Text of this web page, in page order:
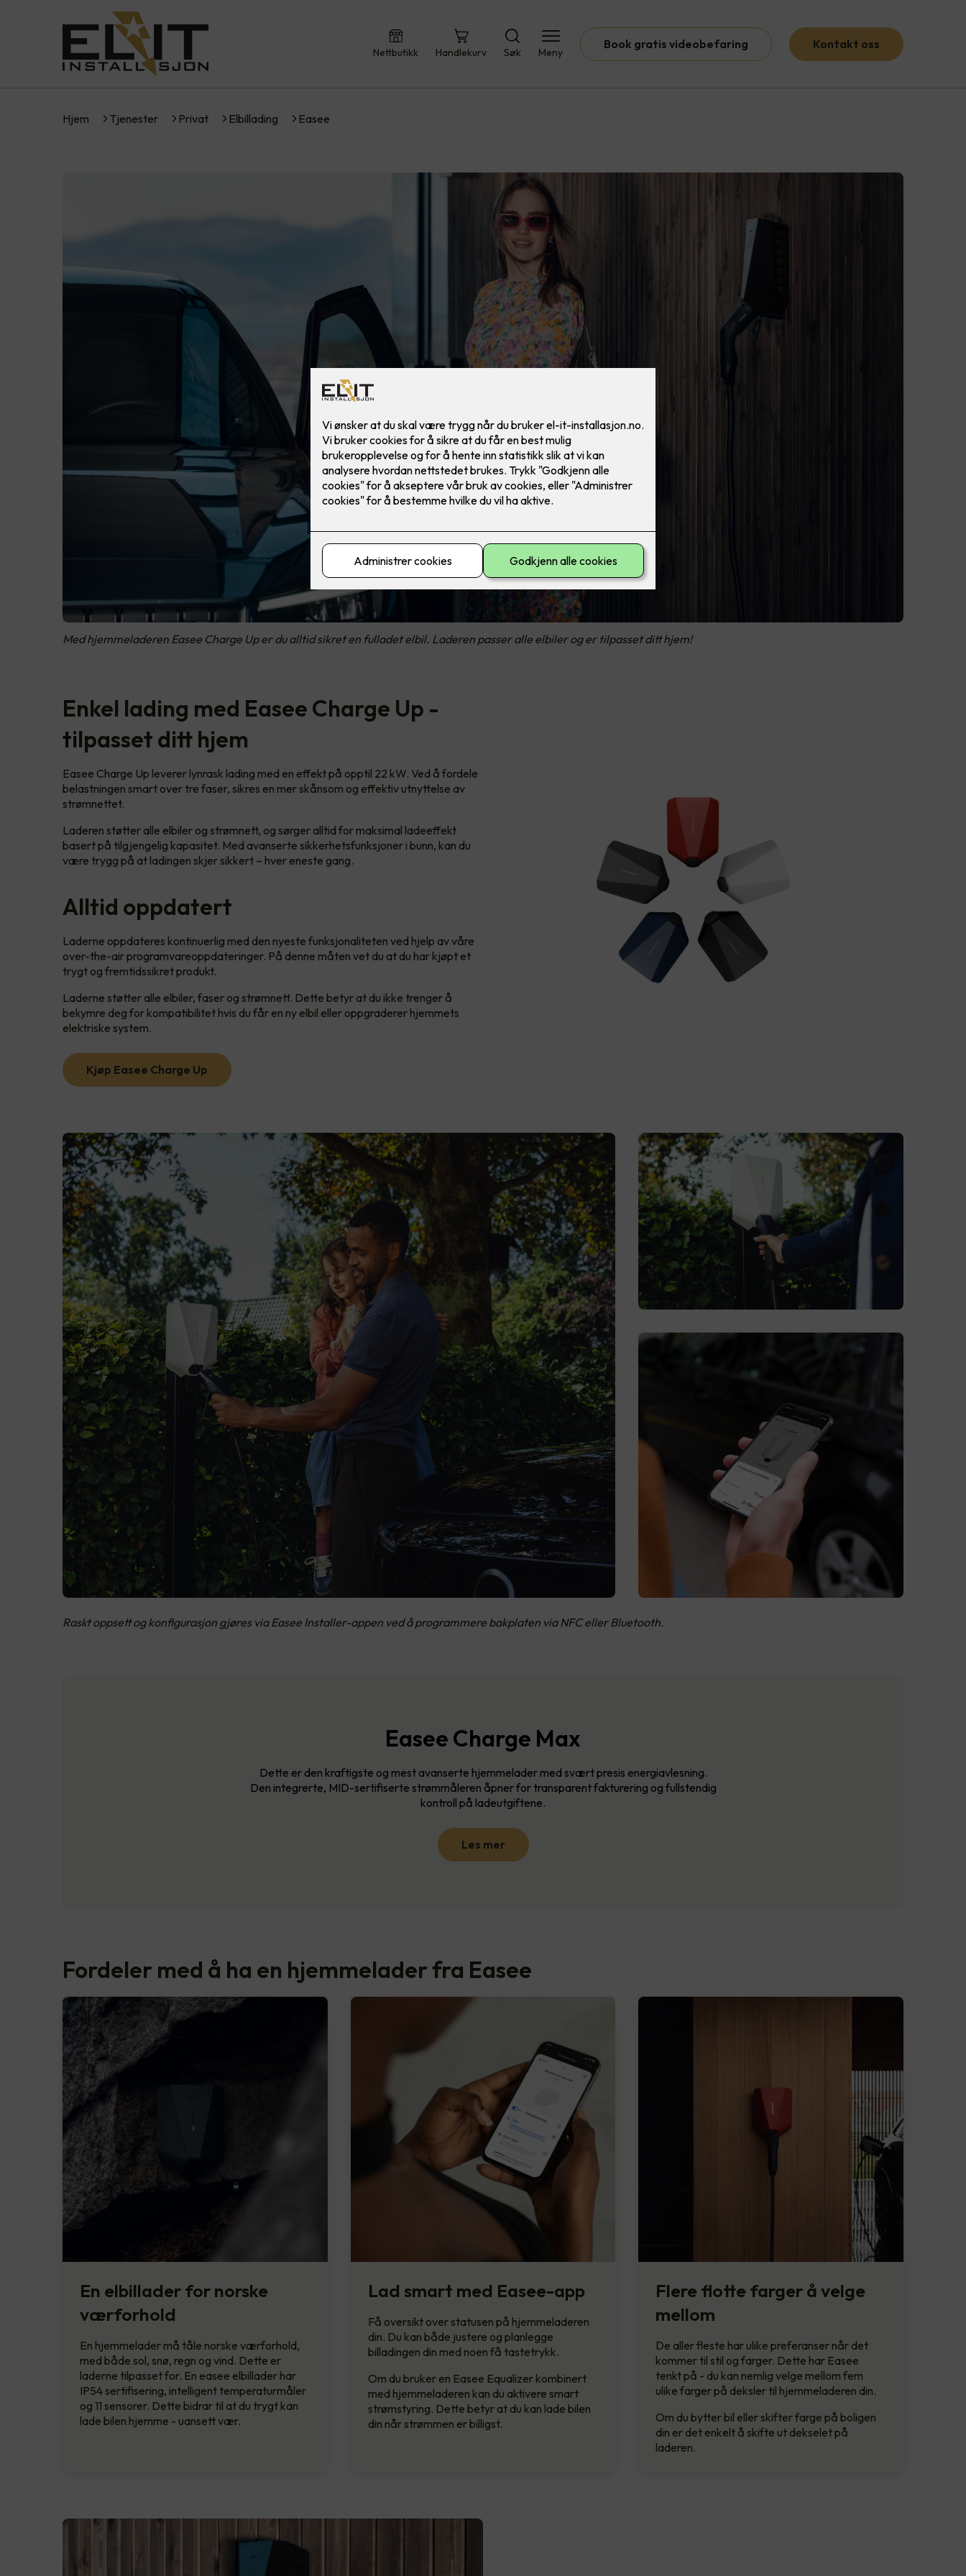
Nettbutikk Handlekurv Søk Meny
Book gratis videobefaring Kontakt oss
Hjem Tjenester Privat Elbillading Easee
Med hjemmeladeren Easee Charge Up er du alltid sikret en fulladet elbil. Laderen passer alle elbiler og er tilpasset ditt hjem!
Enkel lading med Easee Charge Up -
tilpasset ditt hjem
Easee Charge Up leverer lynrask lading med en effekt på opptil 22 kW. Ved å fordele
belastningen smart over tre faser, sikres en mer skånsom og effektiv utnyttelse av
strømnettet.
Laderen støtter alle elbiler og strømnett, og sørger alltid for maksimal ladeeffekt
basert på tilgjengelig kapasitet. Med avanserte sikkerhetsfunksjoner i bunn, kan du
være trygg på at ladingen skjer sikkert – hver eneste gang.
Alltid oppdatert
Laderne oppdateres kontinuerlig med den nyeste funksjonaliteten ved hjelp av våre
over-the-air programvareoppdateringer. På denne måten vet du at du har kjøpt et
trygt og fremtidssikret produkt.
Laderne støtter alle elbiler, faser og strømnett. Dette betyr at du ikke trenger å
bekymre deg for kompatibilitet hvis du får en ny elbil eller oppgraderer hjemmets
elektriske system.
Kjøp Easee Charge Up
Raskt oppsett og konfigurasjon gjøres via Easee Installer-appen ved å programmere bakplaten via NFC eller Bluetooth.
Easee Charge Max
Dette er den kraftigste og mest avanserte hjemmelader med svært presis energiavlesning.
Den integrerte, MID-sertifiserte strømmåleren åpner for transparent fakturering og fullstendig
kontroll på ladeutgiftene.
Les mer
Fordeler med å ha en hjemmelader fra Easee
En elbillader for norske
værforhold
En hjemmelader må tåle norske værforhold,
med både sol, snø, regn og vind. Dette er
laderne tilpasset for. En easee elbillader har
IP54 sertifisering, intelligent temperaturmåler
og 11 sensorer. Dette bidrar til at du trygt kan
lade bilen hjemme - uansett vær.
Lad smart med Easee-app
Få oversikt over statusen på hjemmeladeren
din. Du kan både justere og planlegge
billadingen din med noen få tastetrykk.
Om du bruker en Easee Equalizer kombinert
med hjemmeladeren kan du aktivere smart
strømstyring. Dette betyr at du kan lade bilen
din når strømmen er billigst.
Flere flotte farger å velge
mellom
De aller fleste har ulike preferanser når det
kommer til stil og farger. Dette har Easee
tenkt på - du kan nemlig velge mellom fem
ulike farger på deksler til hjemmeladeren din.
Om du bytter bil eller skifter farge på boligen
din er det enkelt å skifte ut dekselet på
laderen.